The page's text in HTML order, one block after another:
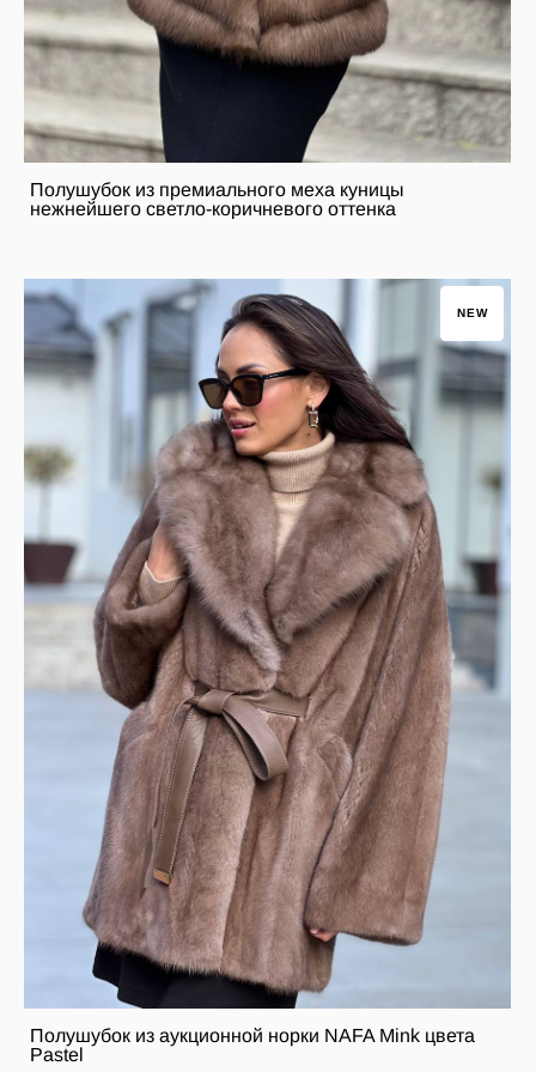
Полушубок из премиального меха куницы
нежнейшего светло-коричневого оттенка
NEW
Полушубок из аукционной норки NAFA Mink цвета
Pastel